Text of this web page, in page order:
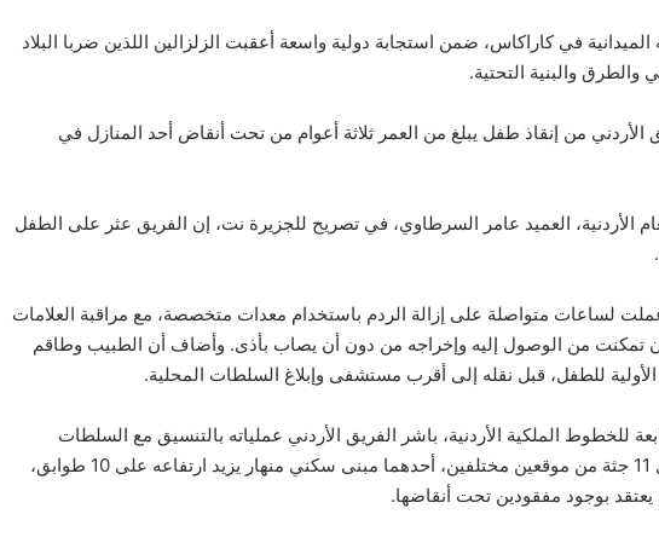
الميدانية في كاراكاس، ضمن استجابة دولية واسعة أعقبت الزلزالين اللذين ضربا البلاد
والطرق والبنية التحتية.
الأردني من إنقاذ طفل يبلغ من العمر ثلاثة أعوام من تحت أنقاض أحد المنازل في
الأردنية، العميد عامر السرطاوي، في تصريح للجزيرة نت، إن الفريق عثر على الطفل
لساعات متواصلة على إزالة الردم باستخدام معدات متخصصة، مع مراقبة العلامات
تمكنت من الوصول إليه وإخراجه من دون أن يصاب بأذى. وأضاف أن الطبيب وطاقم
للطفل، قبل نقله إلى أقرب مستشفى وإبلاغ السلطات المحلية.
للخطوط الملكية الأردنية، باشر الفريق الأردني عملياته بالتنسيق مع السلطات
الفنزويلية والأمم المتحدة، وتمكن من انتشال 11 جثة من موقعين مختلفين، أحدهما مبنى سكني منهار يزيد ارتفاعه على 10 طوابق،
بوجود مفقودين تحت أنقاضها.